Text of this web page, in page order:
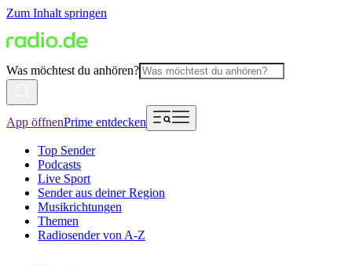
Zum Inhalt springen
Was möchtest du anhören?
App öffnenPrime entdecken
Top Sender
Podcasts
Live Sport
Sender aus deiner Region
Musikrichtungen
Themen
Radiosender von A-Z